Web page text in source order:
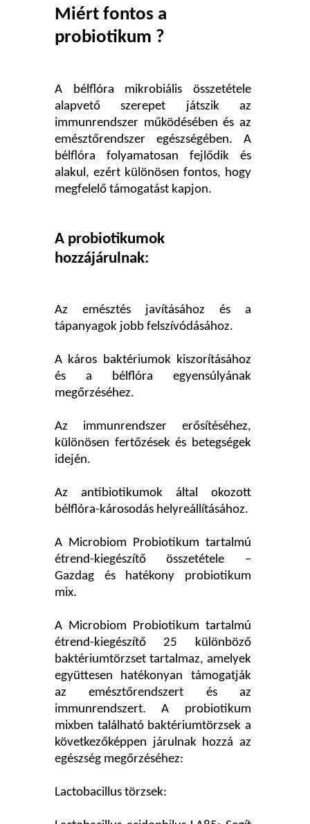
Miért fontos a
probiotikum ?
A bélflóra mikrobiális összetétele
alapvető szerepet játszik az
immunrendszer működésében és az
emésztőrendszer egészségében. A
bélflóra folyamatosan fejlődik és
alakul, ezért különösen fontos, hogy
megfelelő támogatást kapjon.
A probiotikumok
hozzájárulnak:
Az emésztés javításához és a
tápanyagok jobb felszívódásához.
A káros baktériumok kiszorításához
és a bélflóra egyensúlyának
megőrzéséhez.
Az immunrendszer erősítéséhez,
különösen fertőzések és betegségek
idején.
Az antibiotikumok által okozott
bélflóra-károsodás helyreállításához.
A Microbiom Probiotikum tartalmú
étrend-kiegészítő összetétele –
Gazdag és hatékony probiotikum
mix.
A Microbiom Probiotikum tartalmú
étrend-kiegészítő 25 különböző
baktériumtörzset tartalmaz, amelyek
együttesen hatékonyan támogatják
az emésztőrendszert és az
immunrendszert. A probiotikum
mixben található baktériumtörzsek a
következőképpen járulnak hozzá az
egészség megőrzéséhez:
Lactobacillus törzsek: